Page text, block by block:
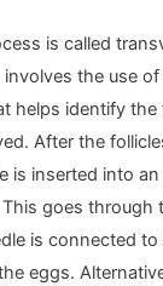
is called
the use of
helps identify the
After the
is inserted into
goes through
is connected
eggs.